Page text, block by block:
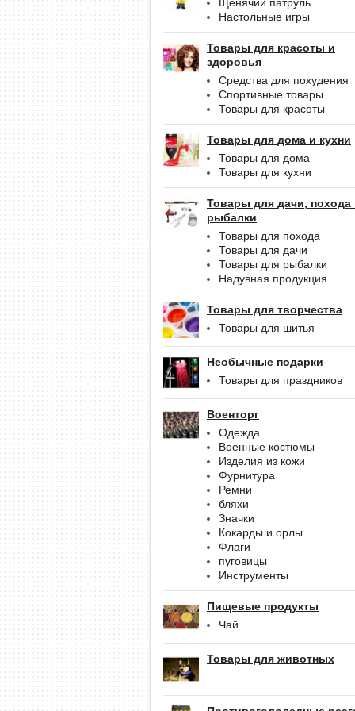
Настольные игры
Товары для красоты и
здоровья
Средства для похудения
Спортивные товары
Товары для красоты
Товары для дома и кухни
Товары для дома
Товары для кухни
Товары для дачи, похода
рыбалки
Товары для похода
Товары для дачи
Товары для рыбалки
Надувная продукция
Товары для творчества
Товары для шитья
Необычные подарки
Товары для праздников
Военторг
Одежда
Военные костюмы
Изделия из кожи
Фурнитура
Ремни
бляхи
Значки
Кокарды и орлы
Флаги
пуговицы
Инструменты
Пищевые продукты
Чай
Товары для животных